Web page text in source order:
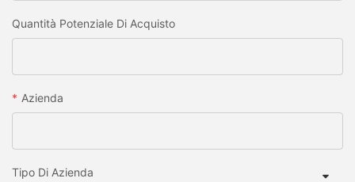
Quantità Potenziale Di Acquisto
Azienda
Tipo Di Azienda